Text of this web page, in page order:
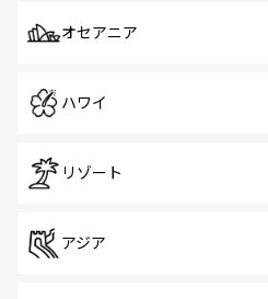
オセアニア
ハワイ
リゾート
アジア